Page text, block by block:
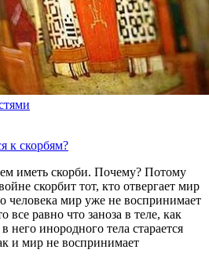
к скорбям?
иметь скорби. Почему? Потому
скорбит тот, кто отвергает мир
человека мир уже не воспринимает
равно что заноза в теле, как
него инородного тела старается
и мир не воспринимает